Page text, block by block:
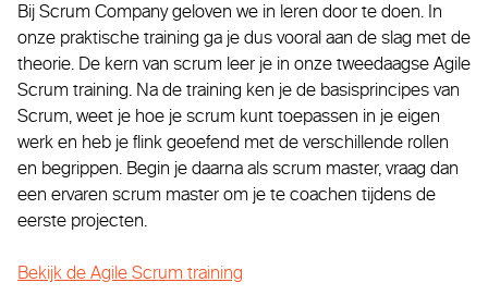
Bij Scrum Company geloven we in leren door te doen. In
onze praktische training ga je dus vooral aan de slag met de
theorie. De kern van scrum leer je in onze tweedaagse Agile
Scrum training. Na de training ken je de basisprincipes van
Scrum, weet je hoe je scrum kunt toepassen in je eigen
werk en heb je flink geoefend met de verschillende rollen
en begrippen. Begin je daarna als scrum master, vraag dan
een ervaren scrum master om je te coachen tijdens de
eerste projecten.
Bekijk de Agile Scrum training